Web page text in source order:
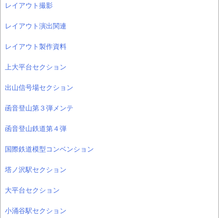
レイアウト撮影
レイアウト演出関連
レイアウト製作資料
上大平台セクション
出山信号場セクション
函音登山第３弾メンテ
函音登山鉄道第４弾
国際鉄道模型コンベンション
塔ノ沢駅セクション
大平台セクション
小涌谷駅セクション